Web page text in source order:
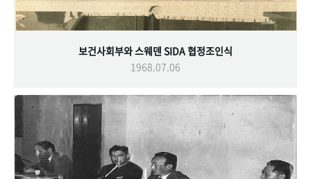
보건사회부와 스웨덴 SIDA 협정조인식
1968.07.06